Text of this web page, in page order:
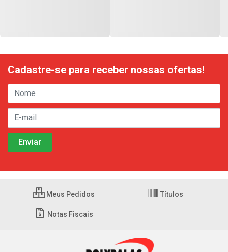
Cadastre-se para receber nossas ofertas!
Meus Pedidos Títulos
Notas Fiscais